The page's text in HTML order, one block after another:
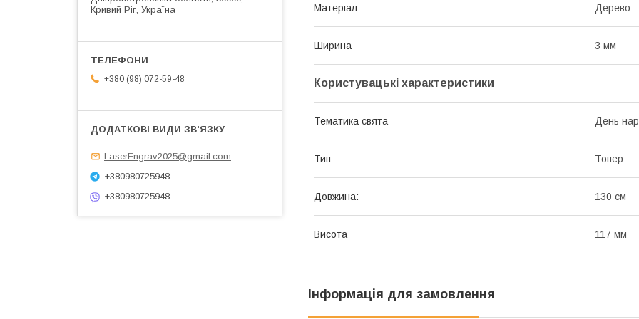
Матеріал Дерево
Ширина 3 мм
Користувацькі характеристики
Тематика свята День
Тип Топер
Довжина: 130 см
Висота 117 мм
Інформація для замовлення
Кривий Ріг, Україна
+380 (98) 072-59-48
LaserEngrav2025@gmail.com
+380980725948
+380980725948